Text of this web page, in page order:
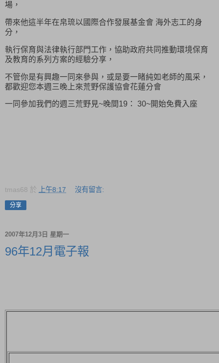
場，
帶來他這半年在帛琉以國際合作發展基金會 海外志工的身
分，
執行保育與法律執行部門工作，協助政府共同推動環境保育
及教育的系列方案的經驗分享，
不管你是有興趣一同來參與，或是要一睹純如老師的風采，
都歡迎您本週三晚上來荒野保護協會花蓮分會
一同參加我們的週三荒野見~晚間19： 30~開始免費入座
tmas68 於 上午8:17 沒有留言:
分享
2007年12月3日 星期一
96年12月電子報